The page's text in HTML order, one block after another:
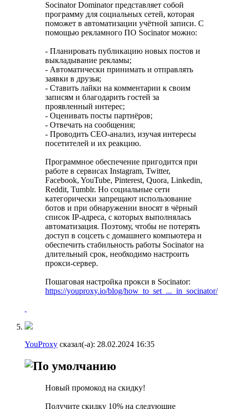
Socinator Dominator представляет собой
программу для социальных сетей, которая
поможет в автоматизации учётной записи. С
помощью рекламного ПО Socinator можно:
- Планировать публикацию новых постов и
выкладывание рекламы;
- Автоматически принимать и отправлять
заявки в друзья;
- Ставить лайки на комментарии к своим
записям и благодарить гостей за
проявленный интерес;
- Оценивать посты партнёров;
- Отвечать на сообщения;
- Проводить СЕО-анализ, изучая интересы
посетителей и их реакцию.
Программное обеспечение пригодится при
работе в сервисах Instagram, Twitter,
Facebook, YouTube, Pinterest, Quora, Linkedin,
Reddit, Tumblr. Но социальные сети
категорически запрещают использование
ботов и при обнаружении вносят в чёрный
список IP-адреса, с которых выполнялась
автоматизация. Поэтому, чтобы не потерять
доступ в соцсеть с домашнего компьютера и
обеспечить стабильность работы Socinator на
длительный срок, необходимо настроить
прокси-сервер.
Пошаговая настройка прокси в Socinator:
https://youproxy.io/blog/how_to_set_..._in_socinator/
YouProxy сказал(-а): 28.02.2024 16:35
Новый промокод на скидку!
Получите скидку 10% на следующие